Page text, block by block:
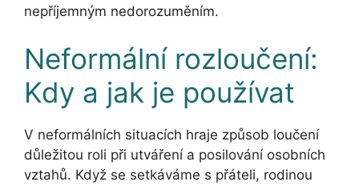
nepříjemným nedorozuměním.
Neformální rozloučení:
Kdy a jak je používat
V neformálních situacích hraje způsob loučení
důležitou roli při utváření a posilování osobních
vztahů. Když se setkáváme s přáteli, rodinou